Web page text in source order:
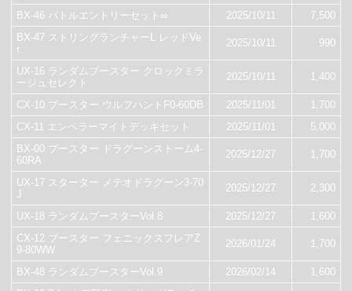
BX-46 バトルエントリーセット∞ 2025/10/11
7,500
BX-47 ストリングランチャーL レッドVe
r.
2025/10/11 990
UX-16 ランダムブースター クロックミラ
ージュセレクト
2025/10/11 1,400
CX-10 ブースター ウルフハントF0-60DB 2025/11/01
1,700
CX-11 エンペラーマイトデッキセット
2025/11/01
5,000
BX-00 ブースター ドラグーンストーム4-
60RA
2025/12/27 1,700
UX-17 スターター メテオドラグーン3-70
J
2025/12/27 2,300
UX-18 ランダムブースターVol.8 2025/12/27
1,600
CX-12 ブースター フェニックスフレアZ
9-80WW
2026/01/24 1,700
BX-48 ランダムブースターVol.9 2026/02/14
1,600